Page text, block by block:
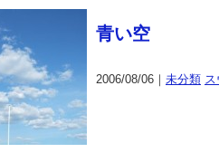
青い空
2006/08/06｜ 未分類 ス